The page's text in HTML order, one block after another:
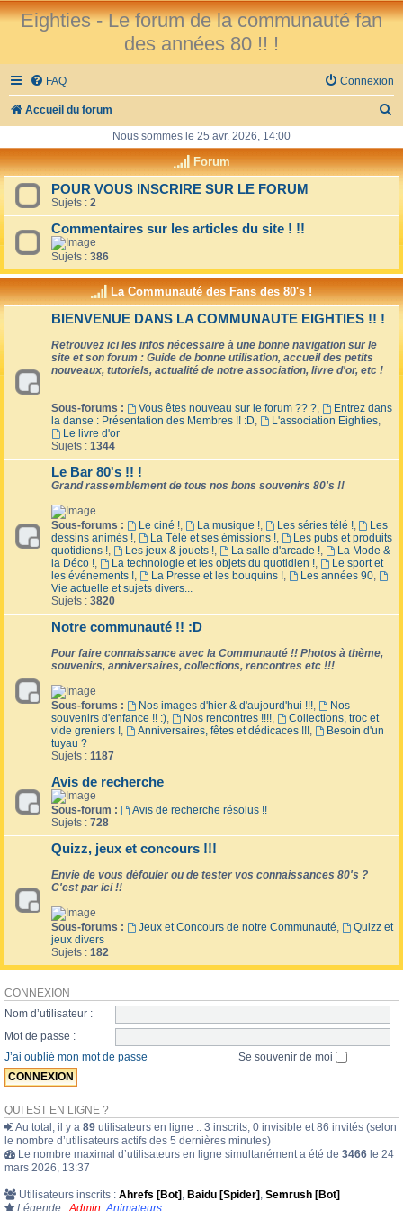
Eighties - Le forum de la communauté fan
des années 80 !! !
FAQ Connexion
Accueil du forum
h
h
e
Nous sommes le 25 avr. 2026, 14:00
Forum
POUR VOUS INSCRIRE SUR LE FORUM
Sujets : 2
Commentaires sur les articles du site ! !!
Sujets : 386
La Communauté des Fans des 80's !
BIENVENUE DANS LA COMMUNAUTE EIGHTIES !! !
Retrouvez ici les infos nécessaire à une bonne navigation sur le
site et son forum : Guide de bonne utilisation, accueil des petits
nouveaux, tutoriels, actualité de notre association, livre d'or, etc !
Sous-forums : Vous êtes nouveau sur le forum ?? ?,
Entrez dans
la danse : Présentation des Membres !! :D, L'association Eighties,
Le livre d'or
Sujets : 1344
Le Bar 80's !! !
Grand rassemblement de tous nos bons souvenirs 80's !!
Sous-forums : Le ciné !, La musique !, Les séries télé !,
Les
dessins animés !, La Télé et ses émissions !,
Les pubs et produits
quotidiens !, Les jeux & jouets !, La salle d'arcade !,
La Mode &
la Déco !, La technologie et les objets du quotidien !,
Le sport et
les événements !, La Presse et les bouquins !, Les années 90,
Vie actuelle et sujets divers...
Sujets : 3820
Notre communauté !! :D
Pour faire connaissance avec la Communauté !! Photos à thème,
souvenirs, anniversaires, collections, rencontres etc !!!
Sous-forums : Nos images d'hier & d'aujourd'hui !!!,
Nos
souvenirs d'enfance !! :), Nos rencontres !!!!,
Collections, troc et
vide greniers !, Anniversaires, fêtes et dédicaces !!!,
Besoin d'un
tuyau ?
Sujets : 1187
Avis de recherche
Sous-forum :
Avis de recherche résolus !!
Sujets : 728
Quizz, jeux et concours !!!
Envie de vous défouler ou de tester vos connaissances 80's ?
C'est par ici !!
Sous-forums : Jeux et Concours de notre Communauté,
Quizz et
jeux divers
Sujets : 182
CONNEXION
Nom d’utilisateur :
Mot de passe :
J’ai oublié mon mot de passe
Se souvenir de moi
QUI EST EN LIGNE ?
Au total, il y a 89 utilisateurs en ligne :: 3 inscrits, 0 invisible et 86 invités (selon
le nombre d’utilisateurs actifs des 5 dernières minutes)
Le nombre maximal d’utilisateurs en ligne simultanément a été de 3466 le 24
mars 2026, 13:37
Utilisateurs inscrits : Ahrefs [Bot] , Baidu [Spider] , Semrush [Bot]
Légende : Admin Animateurs